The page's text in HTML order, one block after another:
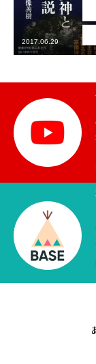
お知らせ
芸能界
テニス
スポーツ
競馬
テニス四大大会
テニス四大大会・五
2017.06.29